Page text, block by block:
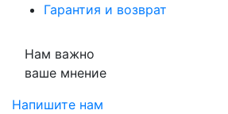
Гарантия и возврат
Нам важно
ваше мнение
Напишите нам